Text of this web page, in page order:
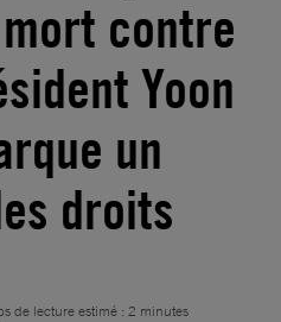
contre
Yoon
un
droits
de lecture estimé : 2 minutes